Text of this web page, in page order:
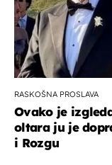
RASKOŠNA PROSLAVA
Ovako je
oltara ju je
i Rozgu